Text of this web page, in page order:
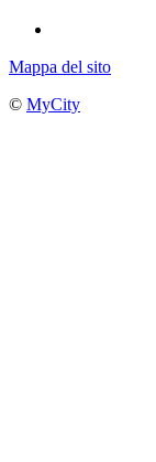
Mappa del sito
© MyCity